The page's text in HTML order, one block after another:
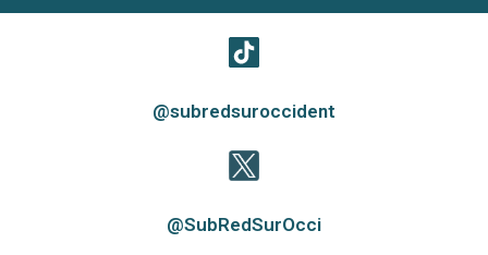
@subredsuroccident
@SubRedSurOcci